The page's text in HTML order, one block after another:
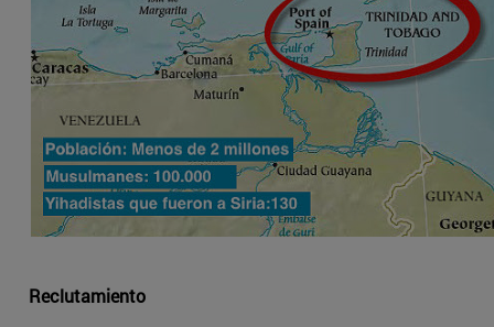
Reclutamiento